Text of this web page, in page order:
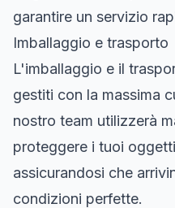
garantire un servizio
Imballaggio e trasporto
L'imballaggio e il
gestiti con la massima
nostro team utilizzerà
proteggere i tuoi
assicurandosi che
condizioni perfette.